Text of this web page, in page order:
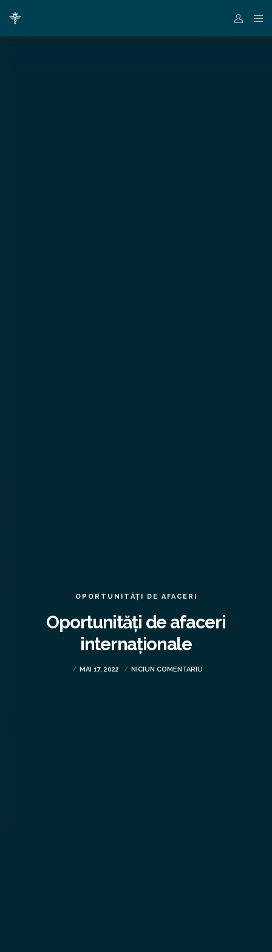
OPORTUNITĂȚI DE AFACERI
Oportunități de afaceri
internaționale
MAI 17, 2022 NICIUN COMENTARIU